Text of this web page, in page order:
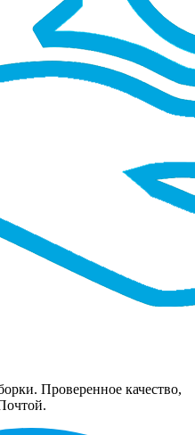
Проверенное качество,